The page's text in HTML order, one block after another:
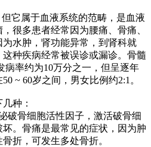
它属于血液系统的范畴，是血液
很多患者经常因为腰痛、骨痛、
水肿，肾功能异常，到肾科就
种疾病经常被误诊或漏诊。 骨髓
病率约为10万分之一，但呈逐年
~ 60岁之间，男女比例约2:1。
种：
破骨细胞活性因子，激活破骨细
。骨痛是最常见的症状，因为肿
折，可发生多处骨折。